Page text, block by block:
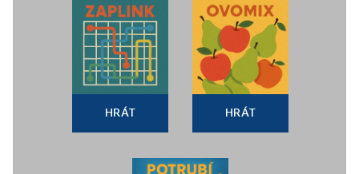
HRÁT HRÁT